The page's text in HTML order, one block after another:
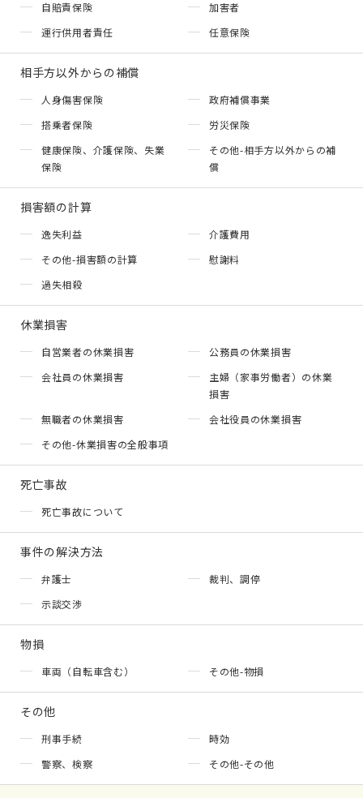
自賠責保険
加害者
運行供用者責任
任意保険
相手方以外からの補償
人身傷害保険
政府補償事業
搭乗者保険
労災保険
健康保険、介護保険、失業
保険
その他-相手方以外からの補
償
損害額の計算
逸失利益
介護費用
その他-損害額の計算
慰謝料
過失相殺
休業損害
自営業者の休業損害
公務員の休業損害
会社員の休業損害
主婦（家事労働者）の休業
損害
無職者の休業損害
会社役員の休業損害
その他-休業損害の全般事項
死亡事故
死亡事故について
事件の解決方法
弁護士
裁判、調停
示談交渉
物損
車両（自転車含む） その他-物損
その他
刑事手続
時効
警察、検察
その他-その他